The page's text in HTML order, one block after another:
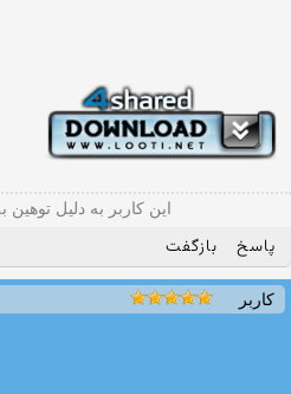
این کاربر به دلیل
پاسخ بازگفت
کاربر